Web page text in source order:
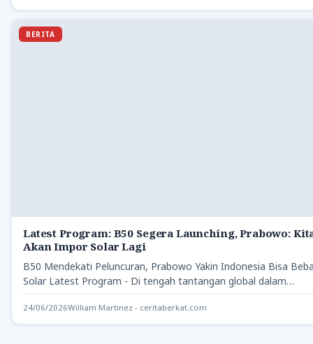
BERITA
Latest Program: B50 Segera Launching, Prabowo:
Akan Impor Solar Lagi
B50 Mendekati Peluncuran, Prabowo Yakin Indonesia Bisa
Solar Latest Program - Di tengah tantangan global dalam…
24/06/2026William Martinez - ceritaberkat.com